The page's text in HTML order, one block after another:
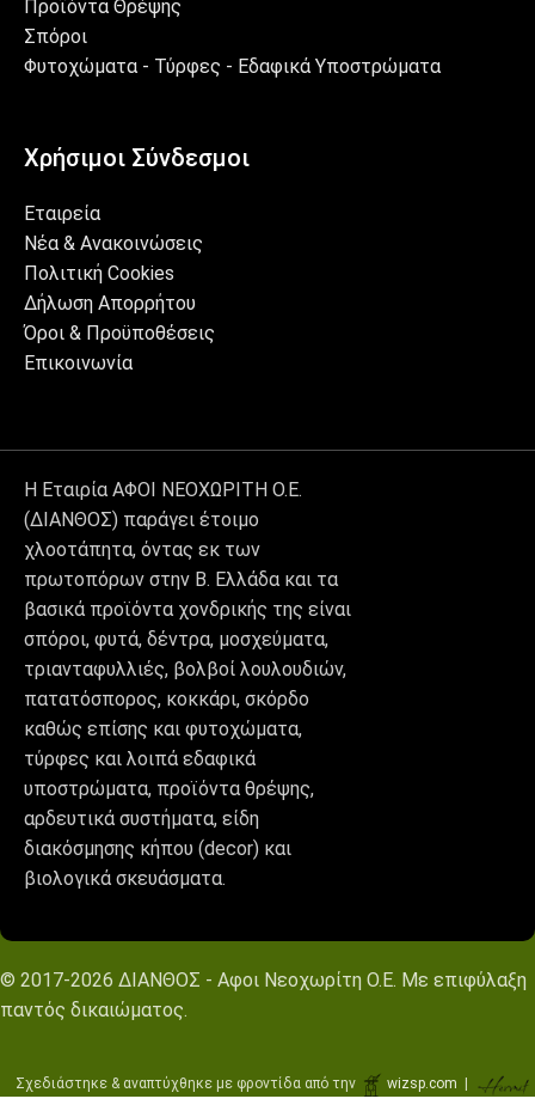
Προϊόντα Θρέψης
Σπόροι
Φυτοχώματα - Τύρφες - Εδαφικά Υποστρώματα
Χρήσιμοι Σύνδεσμοι
Εταιρεία
Νέα & Ανακοινώσεις
Πολιτική Cookies
Δήλωση Απορρήτου
Όροι & Προϋποθέσεις
Επικοινωνία
Η Εταιρία ΑΦΟΙ ΝΕΟΧΩΡΙΤΗ Ο.Ε.
(ΔΙΑΝΘΟΣ) παράγει έτοιμο
χλοοτάπητα, όντας εκ των
πρωτοπόρων στην Β. Ελλάδα και τα
βασικά προϊόντα χονδρικής της είναι
σπόροι, φυτά, δέντρα, μοσχεύματα,
τριανταφυλλιές, βολβοί λουλουδιών,
πατατόσπορος, κοκκάρι, σκόρδο
καθώς επίσης και φυτοχώματα,
τύρφες και λοιπά εδαφικά
υποστρώματα, προϊόντα θρέψης,
αρδευτικά συστήματα, είδη
διακόσμησης κήπου (decor) και
βιολογικά σκευάσματα.
© 2017-2026 ΔΙΑΝΘΟΣ - Αφοι Νεοχωρίτη Ο.Ε. Με επιφύλαξη
παντός δικαιώματος.
Σχεδιάστηκε & αναπτύχθηκε με φροντίδα από την wizsp.com